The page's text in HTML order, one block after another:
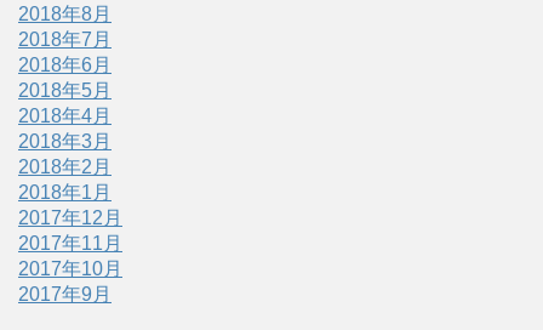
2018年8月
2018年7月
2018年6月
2018年5月
2018年4月
2018年3月
2018年2月
2018年1月
2017年12月
2017年11月
2017年10月
2017年9月